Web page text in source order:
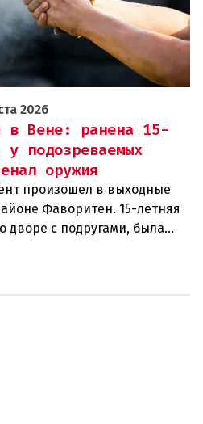
2026
в Вене: ранена 15-
подозреваемых
оружия
произошел в выходные
Фаворитен. 15-летняя
дворе с подругами, была
оружия.
п